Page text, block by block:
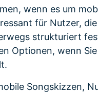
wenn es um
für Nutzer,
strukturiert
Optionen, wenn
Songskizzen,